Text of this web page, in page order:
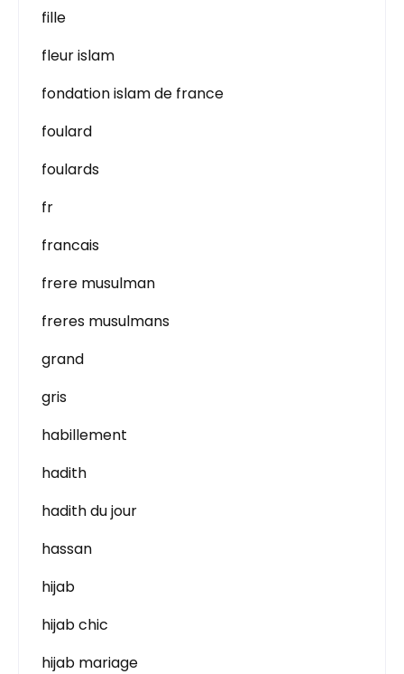
fille
fleur islam
fondation islam de france
foulard
foulards
fr
francais
frere musulman
freres musulmans
grand
gris
habillement
hadith
hadith du jour
hassan
hijab
hijab chic
hijab mariage